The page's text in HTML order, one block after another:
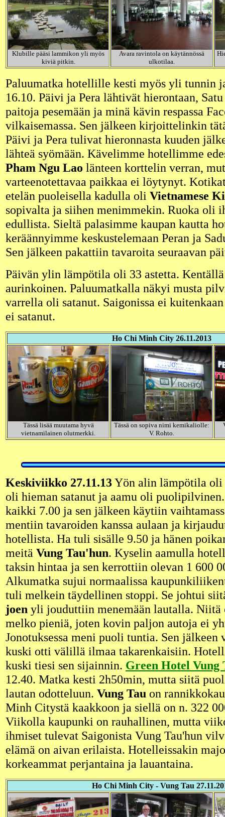
Klubille pääsi lammikon yli myös
kiviä pitkin.
Avara ravintola on käytännössä
ulkotilaa.
Paluumatka hotellille kesti myös yli tunnin
16.10. Päivi ja Pera lähtivät hierontaan, Satu
paitoja pesemään ja minä kävin respassa
vilkaisemassa. Sen jälkeen kirjoittelinkin
Päivi ja Pera tulivat hieronnasta kuuden
lähteä syömään. Kävelimme hotellimme
Pham Ngu Lao länteen korttelin verran,
varteenotettavaa paikkaa ei löytynyt.
etelän puoleisella kadulla oli Vietnamese
sopivalta ja siihen menimmekin. Ruoka oli
edullista. Sieltä palasimme kaupan kautta
keräännyimme keskustelemaan Peran ja
Sen jälkeen pakattiin tavaroita seuraavan
Päivän ylin lämpötila oli 33 astetta.
aurinkoinen. Paluumatkalla näkyi musta
varrella oli satanut. Saigonissa ei
ei satanut.
Ho Chi Minh City 26.11.2013
Tässä lisää muutama hyvä
vietnamilainen olutmerkki.
Tässä on sopiva nimi kemikaliolle:
V. Rohto.
Keskiviikko 27.11.13Yön alin lämpötila oli
oli hieman satanut ja aamu oli
kaikki 7.00 ja sen jälkeen käytiin
mentiin tavaroiden kanssa aulaan ja
hotellista. Ha tuli sisälle 9.50 ja hänen
meitä Vung Tau'hun. Kyselin aamulla
taksin hintaa ja sen kerrottiin olevan 1 600
Alkumatka sujui normaalissa
tuli melkein täydellinen stoppi. Se johtui
joen yli jouduttiin menemään lautalla. Niitä
melko pieniä, joten kovin paljon autoja ei
Jonotuksessa meni puoli tuntia. Sen jälkeen
kuski otti välillä ilmaa takarenkaisiin.
kuski tiesi sen sijainnin. Green Hotel Vung
12.40. Matka kesti 2h50min, mutta siitä
lautan odotteluun. Vung Tau on
Minh Citystä kaakkoon ja siellä on n. 322
Viikolla kaupunki on rauhallinen, mutta
ihmiset tulevat Saigonista Vung Tau'hun
elämä on aivan erilaista. Hotelleissakin
korkeammat perjantaina ja lauantaina.
Ho Chi Minh City - Vung Tau